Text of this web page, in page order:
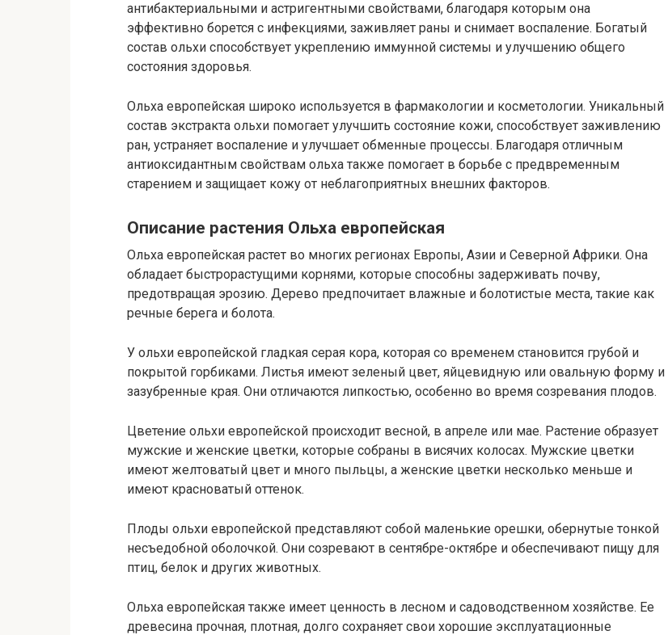
антибактериальными и астригентными свойствами, благодаря которым она
эффективно борется с инфекциями, заживляет раны и снимает воспаление. Богатый
состав ольхи способствует укреплению иммунной системы и улучшению общего
состояния здоровья.
Ольха европейская широко используется в фармакологии и косметологии. Уникальный
состав экстракта ольхи помогает улучшить состояние кожи, способствует заживлению
ран, устраняет воспаление и улучшает обменные процессы. Благодаря отличным
антиоксидантным свойствам ольха также помогает в борьбе с предвременным
старением и защищает кожу от неблагоприятных внешних факторов.
Описание растения Ольха европейская
Ольха европейская растет во многих регионах Европы, Азии и Северной Африки. Она
обладает быстрорастущими корнями, которые способны задерживать почву,
предотвращая эрозию. Дерево предпочитает влажные и болотистые места, такие как
речные берега и болота.
У ольхи европейской гладкая серая кора, которая со временем становится грубой и
покрытой горбиками. Листья имеют зеленый цвет, яйцевидную или овальную форму и
зазубренные края. Они отличаются липкостью, особенно во время созревания плодов.
Цветение ольхи европейской происходит весной, в апреле или мае. Растение образует
мужские и женские цветки, которые собраны в висячих колосах. Мужские цветки
имеют желтоватый цвет и много пыльцы, а женские цветки несколько меньше и
имеют красноватый оттенок.
Плоды ольхи европейской представляют собой маленькие орешки, обернутые тонкой
несъедобной оболочкой. Они созревают в сентябре-октябре и обеспечивают пищу для
птиц, белок и других животных.
Ольха европейская также имеет ценность в лесном и садоводственном хозяйстве. Ее
древесина прочная, плотная, долго сохраняет свои хорошие эксплуатационные